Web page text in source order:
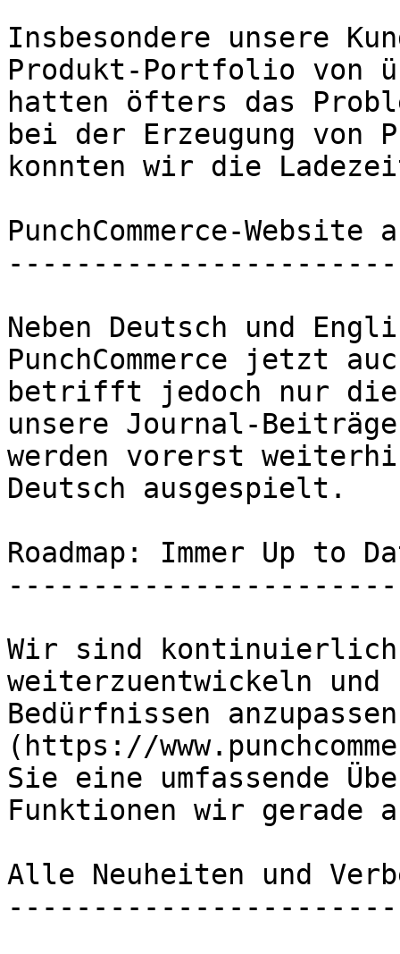
Insbesondere unsere
Produkt-Portfolio von
hatten öfters das
bei der Erzeugung von
konnten wir die
PunchCommerce-
Neben Deutsch und
PunchCommerce jetzt
betrifft jedoch nur
unsere Journal-
werden vorerst
Deutsch ausgespielt.
Roadmap: Immer Up to
Wir sind kontinuierlich
weiterzuentwickeln und
Bedürfnissen
(https://
Sie eine umfassende
Funktionen wir gerade
Alle Neuheiten und